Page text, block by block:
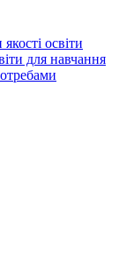
освіти
для навчання